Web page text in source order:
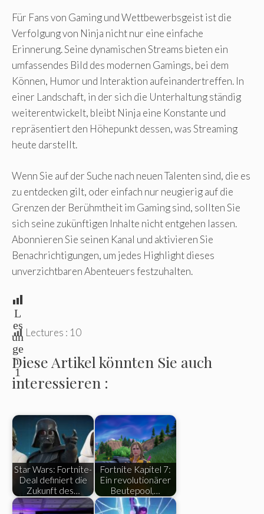
Für Fans von Gaming und Wettbewerbsgeist ist die
Verfolgung von Ninja nicht nur eine einfache
Erinnerung. Seine dynamischen Streams bieten ein
umfassendes Bild des modernen Gamings, bei dem
Können, Humor und Interaktion aufeinandertreffen. In
einer Landschaft, in der sich die Unterhaltung ständig
weiterentwickelt, bleibt Ninja eine Konstante und
repräsentiert den Höhepunkt dessen, was Streaming
heute darstellt.
Wenn Sie auf der Suche nach neuen Talenten sind, die es
zu entdecken gilt, oder einfach nur neugierig auf die
Grenzen der Berühmtheit im Gaming sind, sollten Sie
sich seine zukünftigen Inhalte nicht entgehen lassen.
Abonnieren Sie seinen Kanal und aktivieren Sie
Benachrichtigungen, um jedes Highlight dieses
unverzichtbaren Abenteuers festzuhalten.
L
es
un
ge
n:
1
Lectures : 10
Diese Artikel könnten Sie auch
interessieren :
Star Wars: Fortnite-
Deal definiert die
Zukunft des…
Fortnite Kapitel 7:
Ein revolutionärer
Beutepool,…